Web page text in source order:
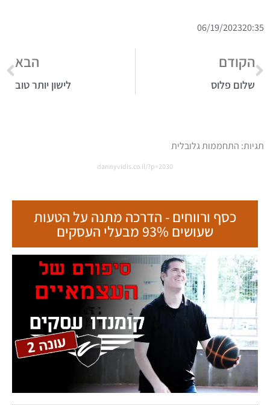
20:35
06/19/2023
הקודם
שלום פלוס
הבא
לישון יותר טוב
תגיות: התחממות גלובלית
dannyvidis.co.il/?p=2030
כסף ורווחים - הדרכה מתנה על הטעות
שעושים 93% מבעלי העסקים